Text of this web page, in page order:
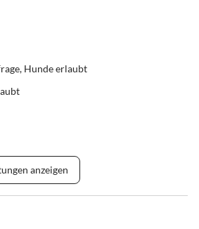
Hunde erlaubt
anzeigen